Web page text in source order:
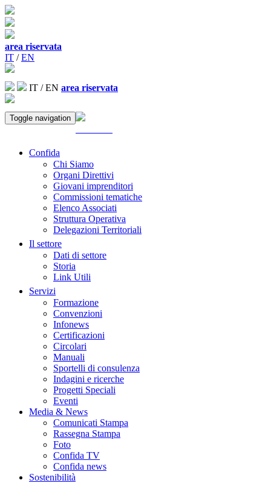
area riservata
IT /EN
IT /EN area riservata
Toggle navigation
Confida
Chi Siamo
Organi Direttivi
Giovani imprenditori
Commissioni tematiche
Elenco Associati
Struttura Operativa
Delegazioni Territoriali
Il settore
Dati di settore
Storia
Link Utili
Servizi
Formazione
Convenzioni
Infonews
Certificazioni
Circolari
Manuali
Sportelli di consulenza
Indagini e ricerche
Progetti Speciali
Eventi
Media & News
Comunicati Stampa
Rassegna Stampa
Foto
Confida TV
Confida news
Sostenibilità